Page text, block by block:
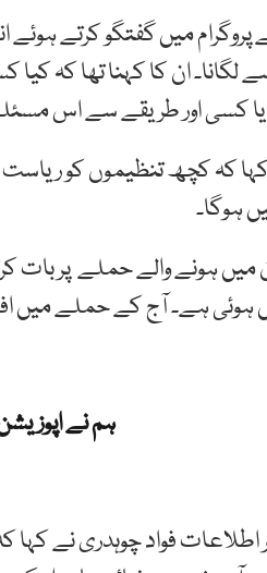
پروگرام میں گفتگو کرتے
لگانا۔ ان کا کہنا تھا
کسی اور طریقے سے اس
کہ کچھ تنظیموں کو ریاست
ہوگا۔
میں ہونے والے حملے پر بات
ہوئی ہے۔ آج کے حملے میں
ہم نے
اطلاعات فواد چوہدری نے